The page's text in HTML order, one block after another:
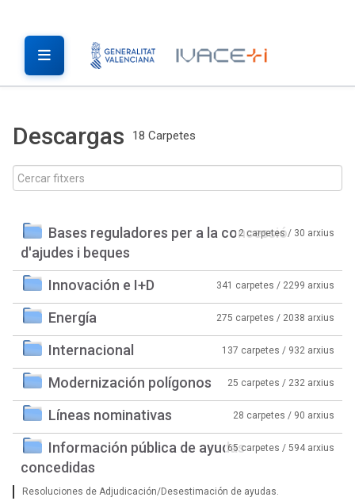
Descargas 18 Carpetes
Bases reguladores per a la concessió
d'ajudes i beques
2 carpetes / 30 arxius
Innovación e I+D 341 carpetes / 2299 arxius
Energía 275 carpetes / 2038 arxius
Internacional 137 carpetes / 932 arxius
Modernización polígonos 25 carpetes / 232 arxius
Líneas nominativas 28 carpetes / 90 arxius
Información pública de ayudas
concedidas
65 carpetes / 594 arxius
Resoluciones de Adjudicación/Desestimación de ayudas.